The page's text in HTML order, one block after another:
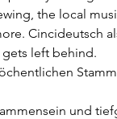
the local
Cincideutsch
left behind.
und